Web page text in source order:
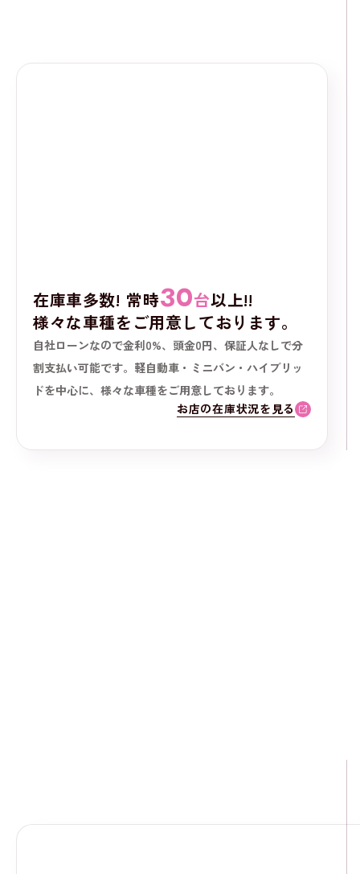
在庫車多数! 常時30台以上!!
様々な車種をご用意しております。
自社ローンなので金利0%、頭金0円、保証人なしで分
割支払い可能です。軽自動車・ミニバン・ハイブリッ
ドを中心に、様々な車種をご用意しております。
お店の在庫状況を見る